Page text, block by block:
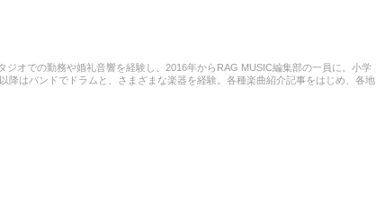
オでの勤務や婚礼音響を経験し、2016年からRAG MUSIC編集部の一員に。小学
降はバンドでドラムと、さまざまな楽器を経験。各種楽曲紹介記事をはじめ、各地